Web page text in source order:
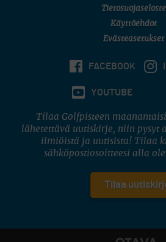
Tietosuojaseloste
Käyttöehdot
Evästeasetukset
FACEBOOK
YOUTUBE
Tilaa Golfpisteen
lähetettävä uutiskirje, niin pysyt
ilmiöistä ja uutisista! Tilaa
sähköpostiosoitteesi alla
Tilaa